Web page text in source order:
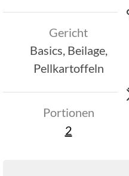
Gericht
Basics, Beilage,
Pellkartoffeln
Portionen
2